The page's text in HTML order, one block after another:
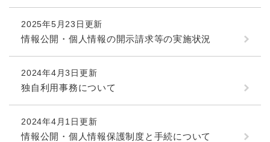
2025年5月23日更新
情報公開・個人情報の開示請求等の実施状況
2024年4月3日更新
独自利用事務について
2024年4月1日更新
情報公開・個人情報保護制度と手続について